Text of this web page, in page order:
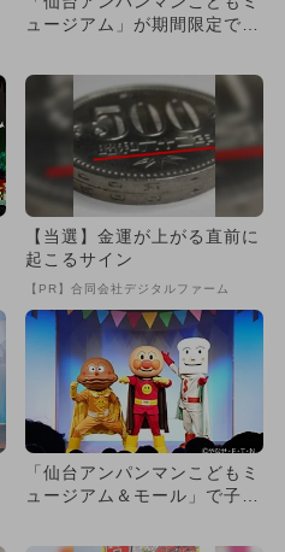
ュージアム」が期間限定で子
【当選】金運が上がる直前に
起こるサイン
【PR】合同会社デジタルファーム
「仙台アンパンマンこどもミ
ュージアム＆モール」で子供